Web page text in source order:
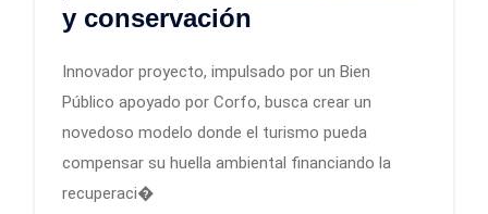
y conservación
Innovador proyecto, impulsado por un Bien
Público apoyado por Corfo, busca crear un
novedoso modelo donde el turismo pueda
compensar su huella ambiental financiando la
recuperaci�